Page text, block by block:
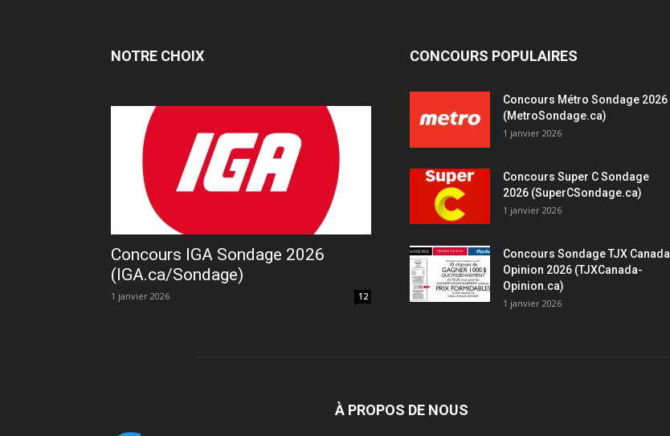
NOTRE CHOIX
Concours IGA Sondage 2026
(IGA.ca/Sondage)
1 janvier 2026 12
CONCOURS POPULAIRES
Concours Métro Sondage 2026
(MetroSondage.ca)
1 janvier 2026
Concours Super C Sondage
2026 (SuperCSondage.ca)
1 janvier 2026
Concours Sondage TJX Canada
Opinion 2026 (TJXCanada-
Opinion.ca)
1 janvier 2026
À PROPOS DE NOUS